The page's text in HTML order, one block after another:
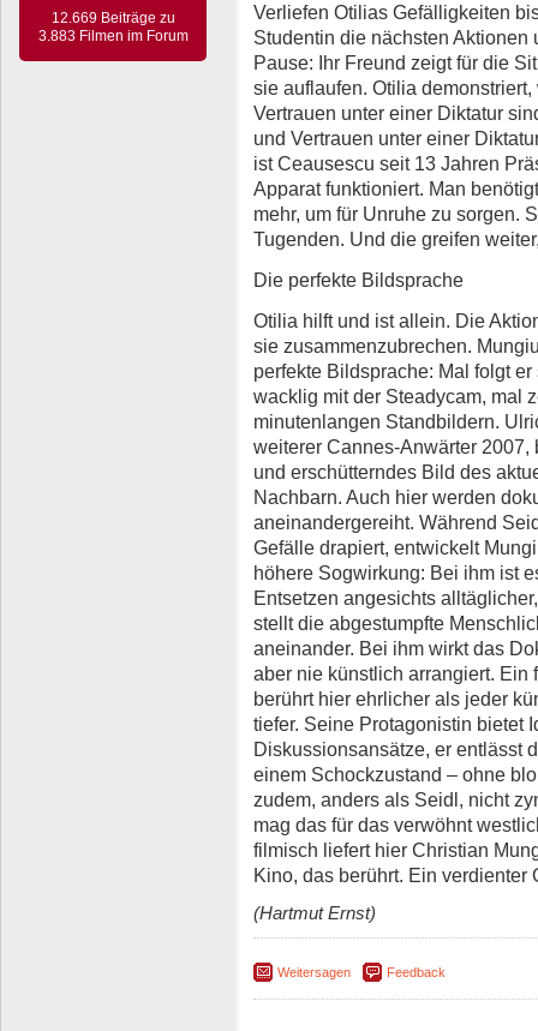
12.669 Beiträge zu
3.883 Filmen im Forum
Verliefen Otilias Gefälligkeiten
Studentin die nächsten
Pause: Ihr Freund zeigt für die
sie auflaufen. Otilia
Vertrauen unter einer Diktatur
und Vertrauen unter einer
ist Ceausescu seit 13 Jahren
Apparat funktioniert. Man
mehr, um für Unruhe zu sorgen.
Tugenden. Und die greifen
Die perfekte Bildsprache
Otilia hilft und ist allein. Die
sie zusammenzubrechen.
perfekte Bildsprache: Mal folgt
wacklig mit der Steadycam, mal
minutenlangen Standbildern.
weiterer Cannes-Anwärter
und erschütterndes Bild des
Nachbarn. Auch hier werden
aneinandergereiht. Während
Gefälle drapiert, entwickelt
höhere Sogwirkung: Bei ihm ist
Entsetzen angesichts
stellt die abgestumpfte
aneinander. Bei ihm wirkt das
aber nie künstlich arrangiert.
berührt hier ehrlicher als jeder
tiefer. Seine Protagonistin bietet
Diskussionsansätze, er entlässt
einem Schockzustand – ohne
zudem, anders als Seidl, nicht
mag das für das verwöhnt
filmisch liefert hier Christian
Kino, das berührt. Ein verdienter
(Hartmut Ernst)
Weitersagen Feedback